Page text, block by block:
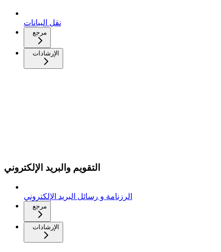
نقل البيانات
مرجع
الإرشادات
التقويم والبريد الإلكتروني
الرزنامة و رسائل البريد الإلكتروني
مرجع
الإرشادات